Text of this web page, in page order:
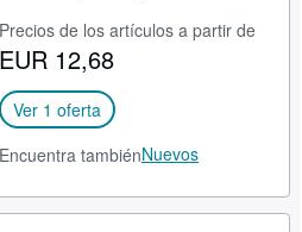
Precios de los artículos a partir de
EUR 12,68
Ver 1 oferta
Encuentra tambiénNuevos